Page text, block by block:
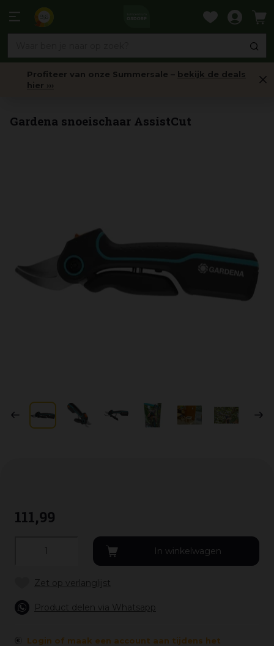
naar
Profiteer van onze Summersale – bekijk de deals
hier ›››
Gardena snoeischaar AssistCut
111,99
Product delen via Whatsapp
Login of maak een account aan tijdens het